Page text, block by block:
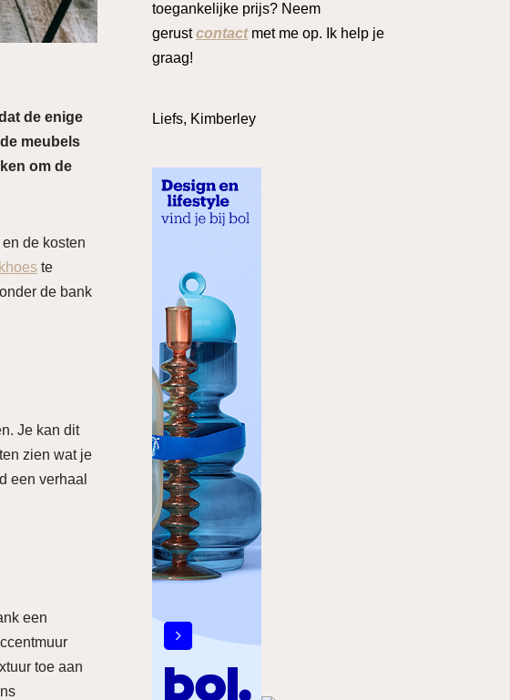
de enige
meubels
om de
de kosten
te
de bank
Je kan dit
zien wat je
een verhaal
een
toe aan
toegankelijke prijs? Neem
gerustcontactmet me op. Ik help je
graag!
Liefs, Kimberley